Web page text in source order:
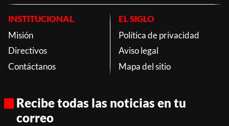
INSTITUCIONAL
Misión
Directivos
Contáctanos
EL SIGLO
Política de privacidad
Aviso legal
Mapa del sitio
Recibe todas las noticias en tu
correo